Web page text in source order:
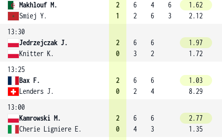
Makhlouf M.
Smiej Y.
2
1
6
2
4
6
6
3
1.62
2.12
13:30
Jedrzejczak J.
Knitter K.
2
0
6
3
6
2
1.97
1.72
13:25
Bax F.
Lenders J.
2
0
6
2
6
4
1.03
8.29
13:00
Kamrowski M.
Cherie Ligniere E.
2
0
6
4
6
3
2.77
1.35